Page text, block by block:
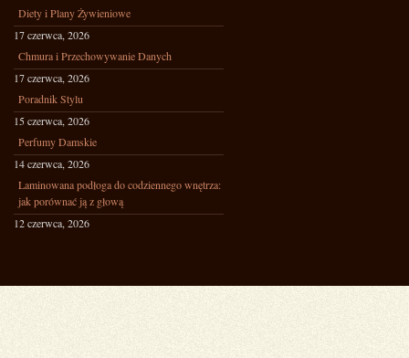
Diety i Plany Żywieniowe
17 czerwca, 2026
Chmura i Przechowywanie Danych
17 czerwca, 2026
Poradnik Stylu
15 czerwca, 2026
Perfumy Damskie
14 czerwca, 2026
Laminowana podłoga do codziennego wnętrza:
jak porównać ją z głową
12 czerwca, 2026